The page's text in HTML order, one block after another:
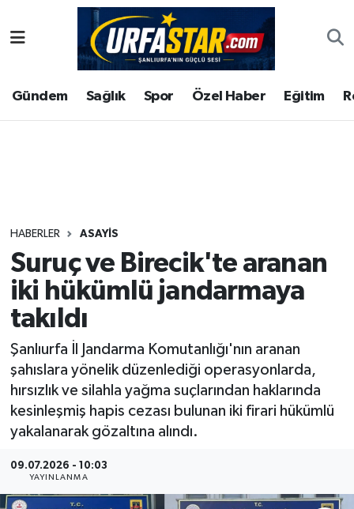
Gündem Sağlık Spor Özel Haber Eğitim
HABERLER ASAYİS
Suruç ve Birecik'te aranan
iki hükümlü jandarmaya
takıldı
Şanlıurfa İl Jandarma Komutanlığı'nın aranan
şahıslara yönelik düzenlediği operasyonlarda,
hırsızlık ve silahla yağma suçlarından haklarında
kesinleşmiş hapis cezası bulunan iki firari hükümlü
yakalanarak gözaltına alındı.
09.07.2026 - 10:03
YAYINLANMA
ASAYİS
ÇEVRE
Gündem
Kültür
Magazin
Şanlıurfa Nöbetçi Eczaneler
Şanlıurfa Hava Durumu
Tüm Manşetler
Son Dakika Haberleri
Haber Arşivi